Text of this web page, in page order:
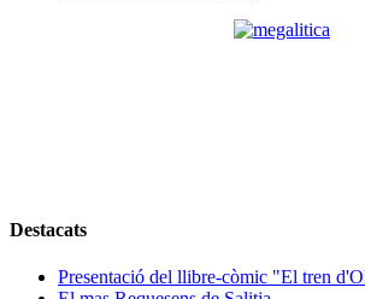
Destacats
Presentació del llibre-còmic "El tren